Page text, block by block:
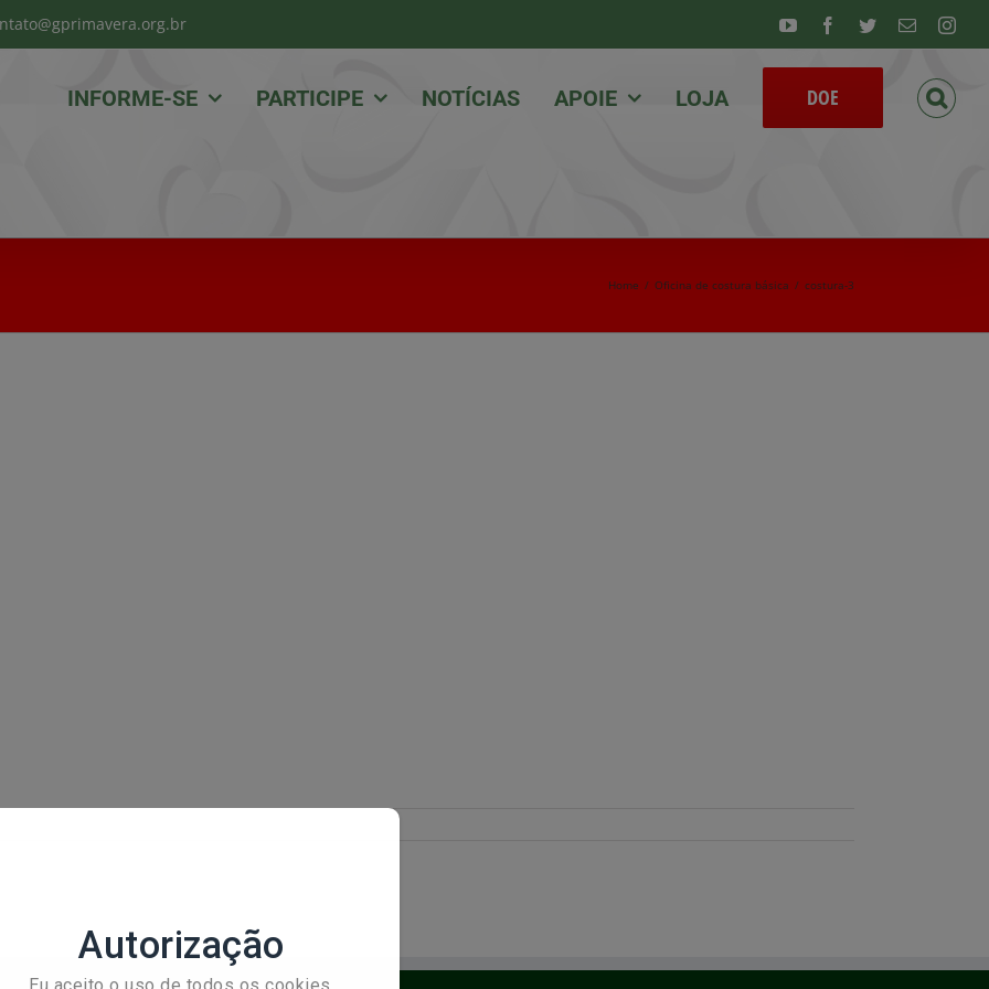
YoutubeFacebook
TwitterEmail
INFORME-SE PARTICIPE NOTÍCIAS APOIE LOJA DOE
Home / Oficina de costura básica / costura-3